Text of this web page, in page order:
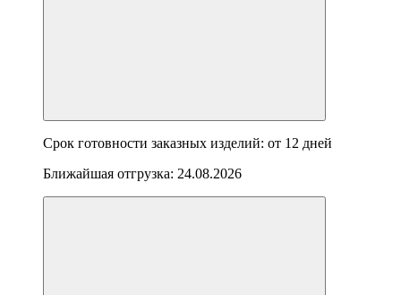
Срок готовности заказных изделий: от 12 дней
Ближайшая отгрузка: 24.08.2026